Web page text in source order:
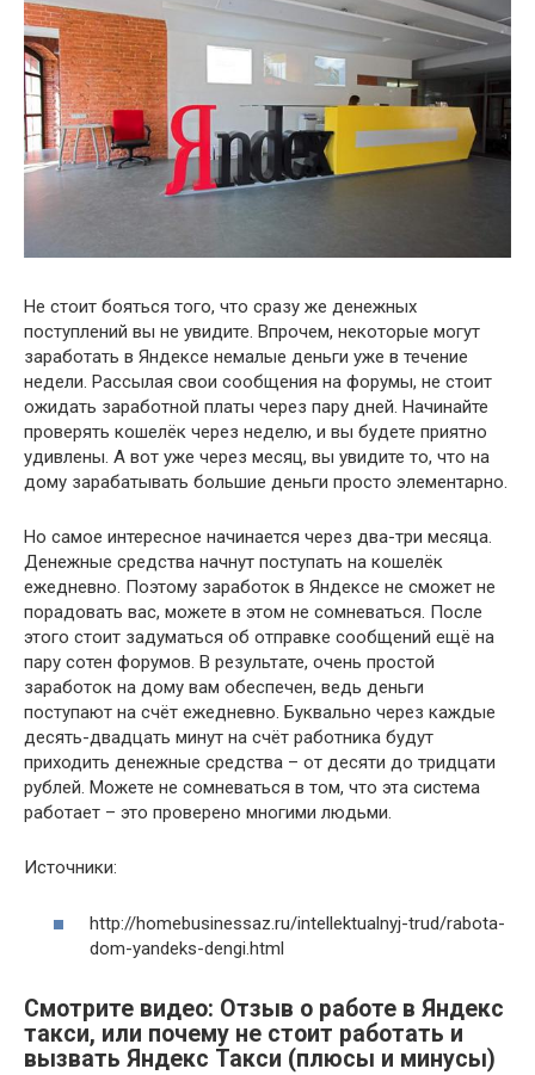
Не стоит бояться того, что сразу же денежных
поступлений вы не увидите. Впрочем, некоторые могут
заработать в Яндексе немалые деньги уже в течение
недели. Рассылая свои сообщения на форумы, не стоит
ожидать заработной платы через пару дней. Начинайте
проверять кошелёк через неделю, и вы будете приятно
удивлены. А вот уже через месяц, вы увидите то, что на
дому зарабатывать большие деньги просто элементарно.
Но самое интересное начинается через два-три месяца.
Денежные средства начнут поступать на кошелёк
ежедневно. Поэтому заработок в Яндексе не сможет не
порадовать вас, можете в этом не сомневаться. После
этого стоит задуматься об отправке сообщений ещё на
пару сотен форумов. В результате, очень простой
заработок на дому вам обеспечен, ведь деньги
поступают на счёт ежедневно. Буквально через каждые
десять-двадцать минут на счёт работника будут
приходить денежные средства – от десяти до тридцати
рублей. Можете не сомневаться в том, что эта система
работает – это проверено многими людьми.
Источники:
http://homebusinessaz.ru/intellektualnyj-trud/rabota-
dom-yandeks-dengi.html
Смотрите видео: Отзыв о работе в Яндекс
такси, или почему не стоит работать и
вызвать Яндекс Такси (плюсы и минусы)